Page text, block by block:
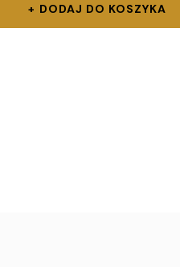
DODAJ DO KOSZYKA